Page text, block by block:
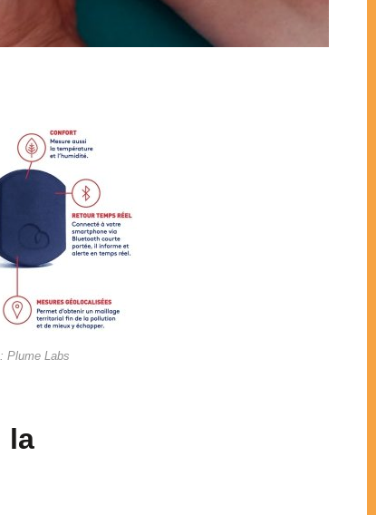
Plume Labs
la